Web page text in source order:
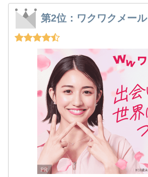
第2位：ワクワクメール